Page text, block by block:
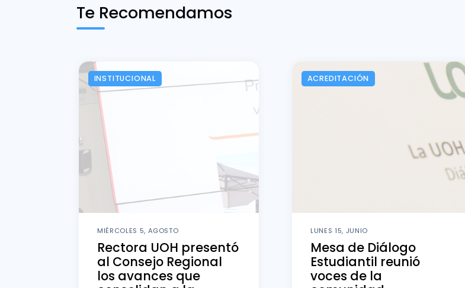
Te Recomendamos
INSTITUCIONAL
MIÉRCOLES 5, AGOSTO
Rectora UOH presentó
al Consejo Regional
los avances que
ACREDITACIÓN
LUNES 15, JUNIO
Mesa de Diálogo
Estudiantil reunió
voces de la